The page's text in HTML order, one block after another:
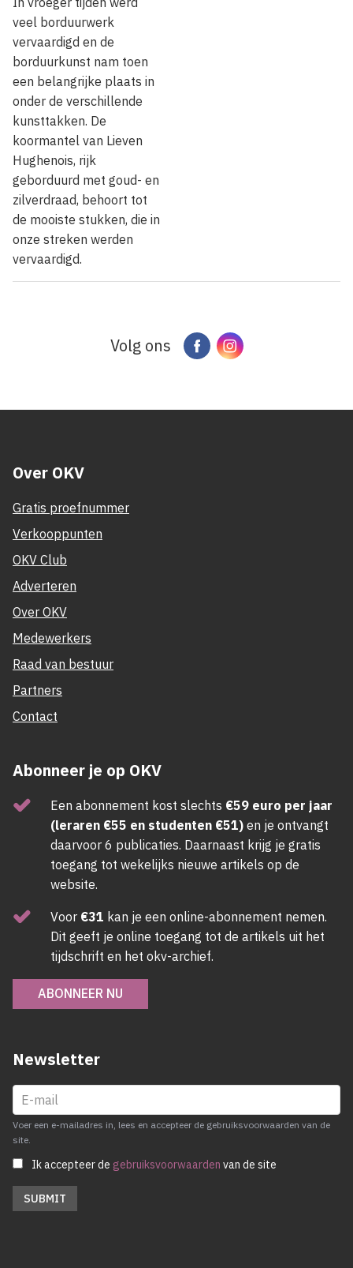
veel borduurwerk
vervaardigd en de
borduurkunst nam toen
een belangrijke plaats in
onder de verschillende
kunsttakken. De
koormantel van Lieven
Hughenois, rijk
geborduurd met goud- en
zilverdraad, be­hoort tot
de mooiste stukken, die in
onze streken werden
vervaardigd.
Volg ons FacebookInstagram
Over OKV
Gratis proefnummer
Verkooppunten
OKV Club
Adverteren
Over OKV
Medewerkers
Raad van bestuur
Partners
Contact
Abonneer je op OKV
Een abonnement kost slechts €59 euro per jaar
(leraren €55 en studenten €51) en je ontvangt
daarvoor 6 publicaties. Daarnaast krijg je gratis
toegang tot wekelijks nieuwe artikels op de
website.
Voor €31 kan je een online-abonnement nemen.
Dit geeft je online toegang tot de artikels uit het
tijdschrift en het okv-archief.
ABONNEER NU
Newsletter
Voer een e-mailadres in, lees en accepteer de gebruiksvoorwaarden van de
site.
Ik accepteer de gebruiksvoorwaarden van de site